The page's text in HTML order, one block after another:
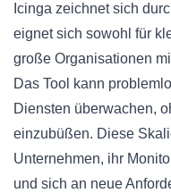
Icinga zeichnet sich
eignet sich sowohl für
große Organisationen
Das Tool kann
Diensten überwachen,
einzubüßen. Diese
Unternehmen, ihr
und sich an neue